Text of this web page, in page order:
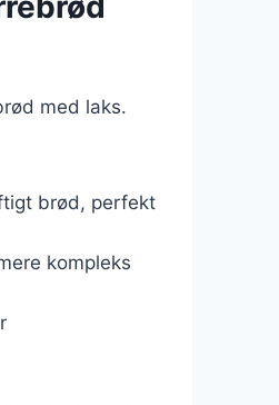
med laks.
brød, perfekt
kompleks